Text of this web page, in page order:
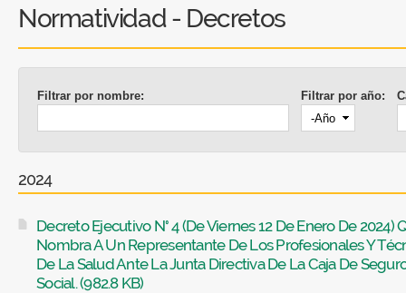
Normatividad - Decretos
Filtrar por nombre:
Filtrar por año:
Año
2024
Decreto Ejecutivo N° 4 (De Viernes 12 De Enero De 2024)
Nombra A Un Representante De Los Profesionales Y
De La Salud Ante La Junta Directiva De La Caja De
Social. (982.8 KB)